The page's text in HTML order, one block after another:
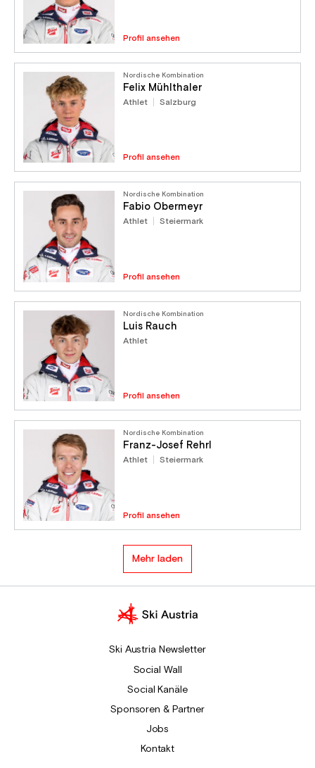
Profil ansehen
Nordische Kombination
Felix Mühlthaler
Athlet Salzburg
Profil ansehen
Nordische Kombination
Fabio Obermeyr
Athlet Steiermark
Profil ansehen
Nordische Kombination
Luis Rauch
Athlet
Profil ansehen
Nordische Kombination
Franz-Josef Rehrl
Athlet Steiermark
Profil ansehen
Mehr laden
Ski Austria Newsletter
Social Wall
Social Kanäle
Sponsoren & Partner
Jobs
Kontakt